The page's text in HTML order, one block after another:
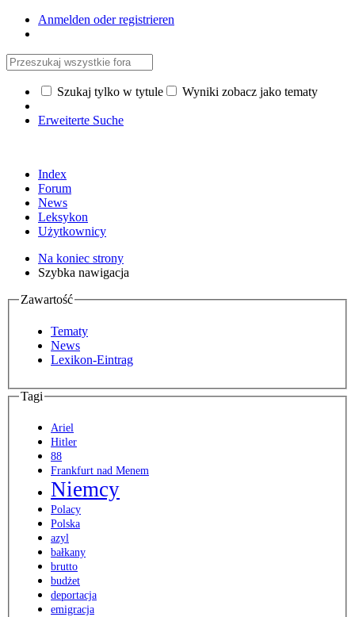
Anmelden oder registrieren
Szukaj tylko w tytule Wyniki zobacz jako tematy
Erweiterte Suche
Index
Forum
News
Leksykon
Użytkownicy
Na koniec strony
Szybka nawigacja
Zawartość
Tematy
News
Lexikon-Eintrag
Tagi
Ariel
Hitler
88
Frankfurt nad Menem
Niemcy
Polacy
Polska
azyl
bałkany
brutto
budżet
deportacja
emigracja